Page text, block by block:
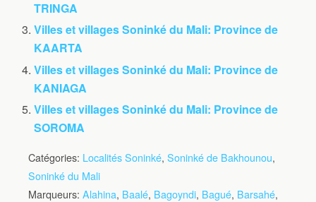
TRINGA
Villes et villages Soninké du Mali: Province de
KAARTA
Villes et villages Soninké du Mali: Province de
KANIAGA
Villes et villages Soninké du Mali: Province de
SOROMA
Catégories: Localités Soninké, Soninké de Bakhounou,
Soninké du Mali
Marqueurs: Alahina, Baalé, Bagoyndi, Bagué, Barsahé,